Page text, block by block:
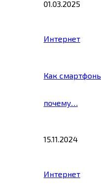
01.03.2025
Интернет
Как
почему…
15.11.2024
Интернет